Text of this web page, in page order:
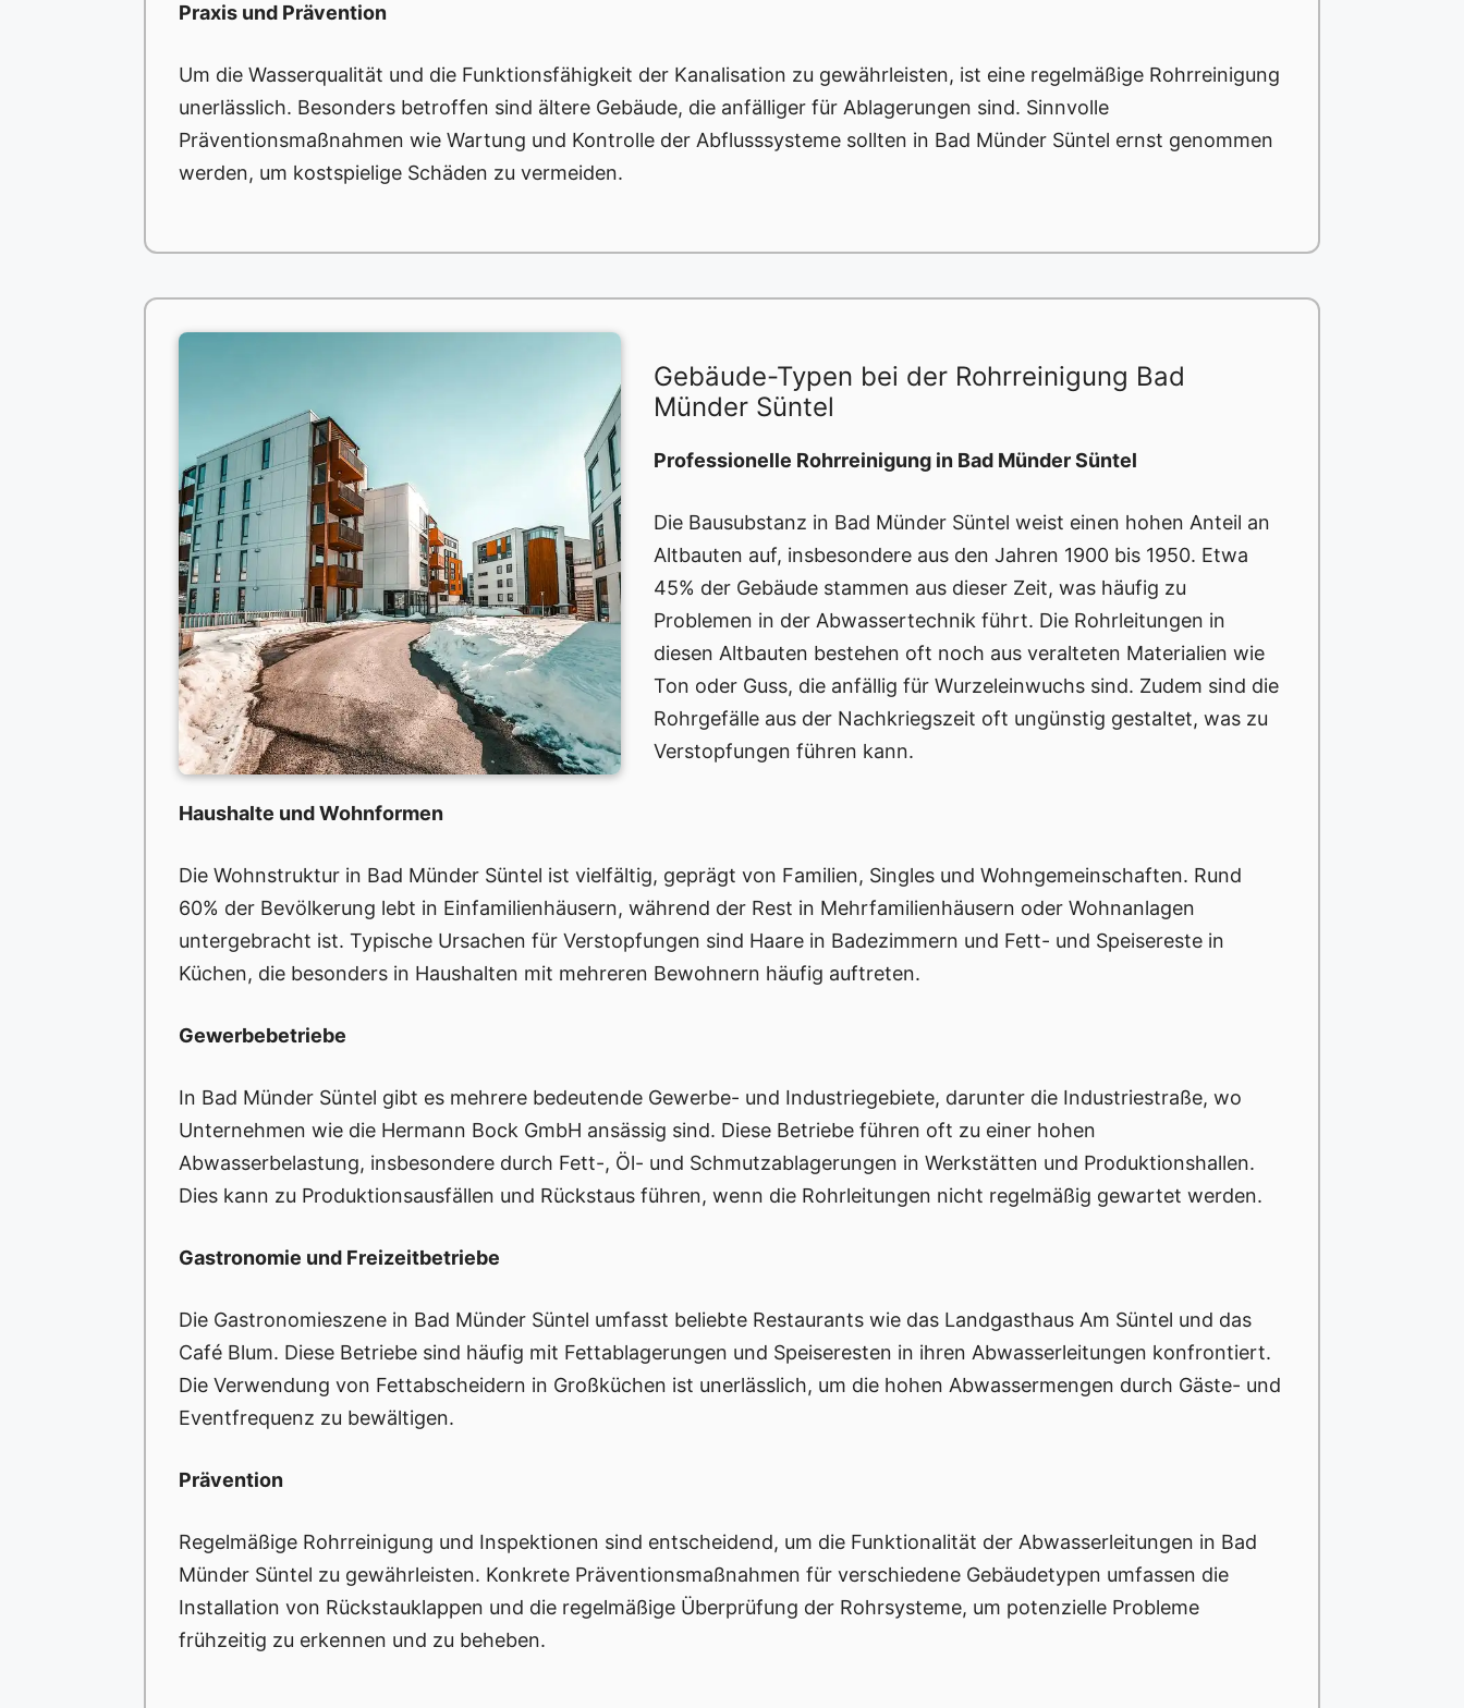
Praxis und Prävention
Um die Wasserqualität und die Funktionsfähigkeit der Kanalisation zu gewährleisten, ist eine regelmäßige Rohrreinigung
unerlässlich. Besonders betroffen sind ältere Gebäude, die anfälliger für Ablagerungen sind. Sinnvolle
Präventionsmaßnahmen wie Wartung und Kontrolle der Abflusssysteme sollten in Bad Münder Süntel ernst genommen
werden, um kostspielige Schäden zu vermeiden.
Gebäude-Typen bei der Rohrreinigung Bad
Münder Süntel
Professionelle Rohrreinigung in Bad Münder Süntel
Die Bausubstanz in Bad Münder Süntel weist einen hohen Anteil an
Altbauten auf, insbesondere aus den Jahren 1900 bis 1950. Etwa
45% der Gebäude stammen aus dieser Zeit, was häufig zu
Problemen in der Abwassertechnik führt. Die Rohrleitungen in
diesen Altbauten bestehen oft noch aus veralteten Materialien wie
Ton oder Guss, die anfällig für Wurzeleinwuchs sind. Zudem sind die
Rohrgefälle aus der Nachkriegszeit oft ungünstig gestaltet, was zu
Verstopfungen führen kann.
Haushalte und Wohnformen
Die Wohnstruktur in Bad Münder Süntel ist vielfältig, geprägt von Familien, Singles und Wohngemeinschaften. Rund
60% der Bevölkerung lebt in Einfamilienhäusern, während der Rest in Mehrfamilienhäusern oder Wohnanlagen
untergebracht ist. Typische Ursachen für Verstopfungen sind Haare in Badezimmern und Fett- und Speisereste in
Küchen, die besonders in Haushalten mit mehreren Bewohnern häufig auftreten.
Gewerbebetriebe
In Bad Münder Süntel gibt es mehrere bedeutende Gewerbe- und Industriegebiete, darunter die Industriestraße, wo
Unternehmen wie die Hermann Bock GmbH ansässig sind. Diese Betriebe führen oft zu einer hohen
Abwasserbelastung, insbesondere durch Fett-, Öl- und Schmutzablagerungen in Werkstätten und Produktionshallen.
Dies kann zu Produktionsausfällen und Rückstaus führen, wenn die Rohrleitungen nicht regelmäßig gewartet werden.
Gastronomie und Freizeitbetriebe
Die Gastronomieszene in Bad Münder Süntel umfasst beliebte Restaurants wie das Landgasthaus Am Süntel und das
Café Blum. Diese Betriebe sind häufig mit Fettablagerungen und Speiseresten in ihren Abwasserleitungen konfrontiert.
Die Verwendung von Fettabscheidern in Großküchen ist unerlässlich, um die hohen Abwassermengen durch Gäste- und
Eventfrequenz zu bewältigen.
Prävention
Regelmäßige Rohrreinigung und Inspektionen sind entscheidend, um die Funktionalität der Abwasserleitungen in Bad
Münder Süntel zu gewährleisten. Konkrete Präventionsmaßnahmen für verschiedene Gebäudetypen umfassen die
Installation von Rückstauklappen und die regelmäßige Überprüfung der Rohrsysteme, um potenzielle Probleme
frühzeitig zu erkennen und zu beheben.